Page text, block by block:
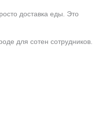
доставка еды. Это
для сотен сотрудников.